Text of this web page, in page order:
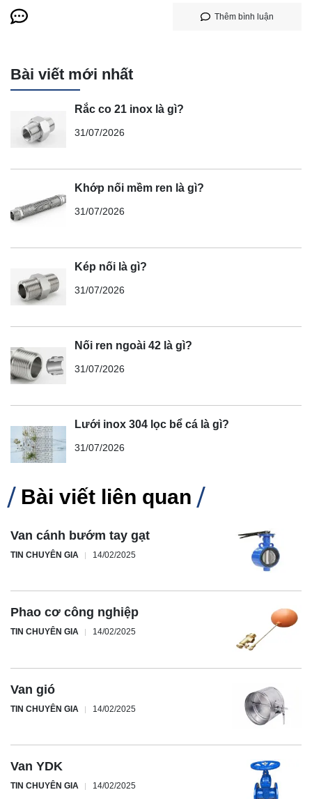
Thêm bình luận
Bài viết mới nhất
Rắc co 21 inox là gì?
31/07/2026
Khớp nối mềm ren là gì?
31/07/2026
Kép nối là gì?
31/07/2026
Nối ren ngoài 42 là gì?
31/07/2026
Lưới inox 304 lọc bể cá là gì?
31/07/2026
Bài viết liên quan
Van cánh bướm tay gạt
TIN CHUYÊN GIA 14/02/2025
Phao cơ công nghiệp
TIN CHUYÊN GIA 14/02/2025
Van gió
TIN CHUYÊN GIA 14/02/2025
Van YDK
TIN CHUYÊN GIA 14/02/2025